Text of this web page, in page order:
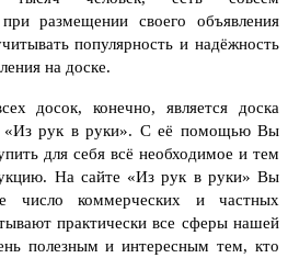
размещении своего объявления
популярность и надёжность
на доске.
досок, конечно, является доска
рук в руки». С её помощью Вы
для себя всё необходимое и тем
На сайте «Из рук в руки» Вы
число коммерческих и частных
практически все сферы нашей
полезным и интересным тем, кто